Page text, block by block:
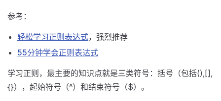
参考：
轻松学习正则表达式，强烈推荐
55分钟学会正则表达式
学习正则，最主要的知识点就是三类符号：括号（包括(),[],
{}），起始符号（^）和结束符号（$）。